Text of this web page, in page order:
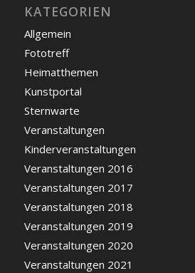
KATEGORIEN
Allgemein
Fototreff
Heimatthemen
Kunstportal
Sternwarte
Veranstaltungen
Kinderveranstaltungen
Veranstaltungen 2016
Veranstaltungen 2017
Veranstaltungen 2018
Veranstaltungen 2019
Veranstaltungen 2020
Veranstaltungen 2021